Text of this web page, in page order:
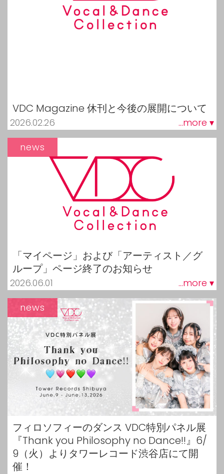
VDC Magazine 休刊と今後の展開について
2026.02.26 ...more ▾
「マイページ」および「アーティスト／グ
ループ」ページ終了のお知らせ
2026.06.01 ...more ▾
news
フィロソフィーのダンス VDC特別パネル展
『Thank you Philosophy no Dance!!』6/
9（火）よりタワーレコード渋谷店にて開
催！
news